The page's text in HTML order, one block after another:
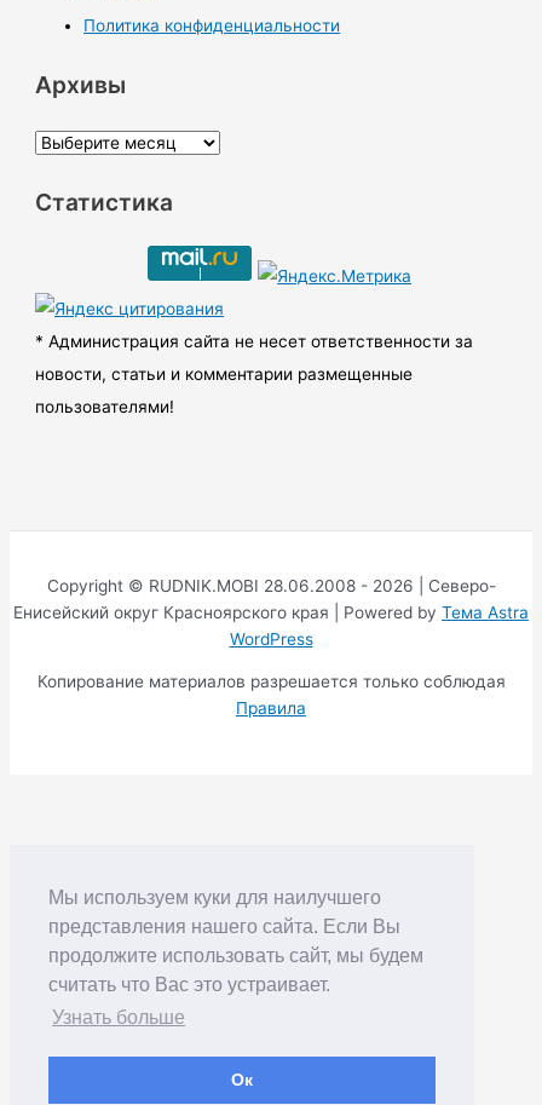
Мы используем куки для наилучшего
представления нашего сайта. Если Вы
продолжите использовать сайт, мы будем
считать что Вас это устраивает.
Узнать больше
Ок
Политика конфиденциальности
Архивы
А
х
ы
Статистика
* Администрация сайта не несет ответственности за
новости, статьи и комментарии размещенные
пользователями!
Copyright © RUDNIK.MOBI 28.06.2008 - 2026 | Северо-
Енисейский округ Красноярского края | Powered by Тема Astra
WordPress
Копирование материалов разрешается только соблюдая
Правила